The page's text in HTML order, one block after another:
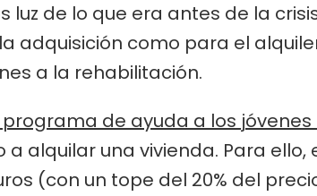
euros
antes
comprar
de lo que era antes de la
adquisición como para el
a la rehabilitación.
programa de ayuda a los
alquilar una vivienda. Para ello,
(con un tope del 20% del